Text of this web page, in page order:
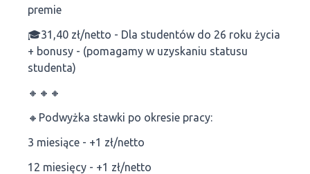
premie
🎓31,40 zł/netto - Dla studentów do 26 roku życia
+ bonusy - (pomagamy w uzyskaniu statusu
studenta)
🔸🔸🔸
🔸Podwyżka stawki po okresie pracy:
3 miesiące - +1 zł/netto
12 miesięcy - +1 zł/netto